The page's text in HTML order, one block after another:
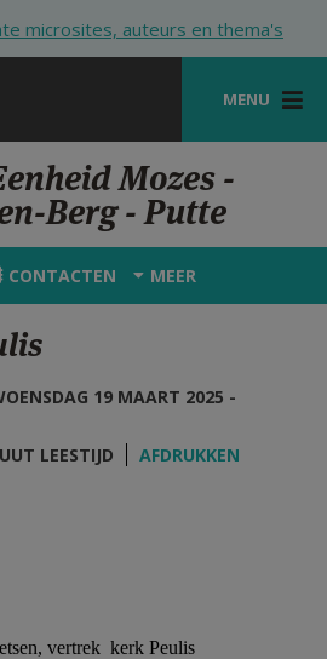
microsites, auteurs en thema's
MENU
PORTAAL
Mozes -
Berg - Putte
CONTACTEN MEER
19 MAART 2025 -
LEESTIJD
AFDRUKKEN
vertrek kerk Peulis